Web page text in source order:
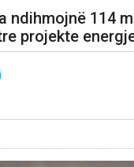
ndihmojnë 114
projekte